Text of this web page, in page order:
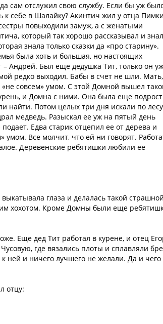
сам отслужил свою службу. Если бы уж
к себе в Шалайку? Акинтич жил у отца
повыходили замуж, а с женатыми
который так хорошо рассказывал и знал
знала только сказки да «про старину».
была хоть и большая, но настоящих
– Андрей. Был еще дедушка Тит, только он
редко выходил. Бабы в счет не шли. Мать,
совсем» умом. С этой Домной вышел
и Домна с ними. Она была еще
найти. Потом целых три дня искали по лесу
медведь. Разыскал ее уж на пятый день
Едва старик отцепил ее от дерева и
Все молчит, что ей ни говорят.
Деревенские ребятишки любили ее
глаза и делалась такой
хохотом. Кроме Домны были еще
Еще дед Тит работал в курене, и отец
где вязались плоты и сплавляли
ней и ничего лучшего не желали. Да и
отцу: